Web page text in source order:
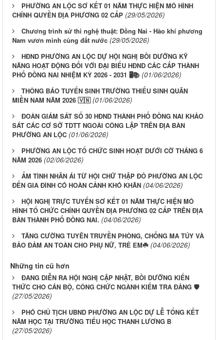
PHƯỜNG AN LỘC SƠ KẾT 01 NĂM THỰC HIỆN MÔ HÌNH
CHÍNH QUYỀN ĐỊA PHƯƠNG 02 CẤP (29/05/2026)
Chương trình sử thi nghệ thuật: Đồng Nai - Hào khí phương
Nam vươn mình cùng đất nước (29/05/2026)
HĐND PHƯỜNG AN LỘC DỰ HỘI NGHỊ BỒI DƯỠNG KỸ
NĂNG HOẠT ĐỘNG ĐỐI VỚI ĐẠI BIỂU HĐND CÁC CẤP THÀNH
PHỐ ĐỒNG NAI NHIỆM KỲ 2026 - 2031 🖥️📚 (01/06/2026)
THÔNG BÁO TUYỂN SINH TRƯỜNG THIẾU SINH QUÂN
MIỀN NAM NĂM 2026 🇻🇳 (01/06/2026)
ĐOÀN GIÁM SÁT SỐ 30 HĐND THÀNH PHỐ ĐỒNG NAI KHẢO
SÁT CÁC CƠ SỞ TDTT NGOÀI CÔNG LẬP TRÊN ĐỊA BÀN
PHƯỜNG AN LỘC (01/06/2026)
PHƯỜNG AN LỘC TỔ CHỨC SINH HOẠT DƯỚI CỜ THÁNG 6
NĂM 2026 (02/06/2026)
ẤM TÌNH NHÂN ÁI TỪ HỘI CHỮ THẬP ĐỎ PHƯỜNG AN LỘC
ĐẾN GIA ĐÌNH CÓ HOÀN CẢNH KHÓ KHĂN (04/06/2026)
HỘI NGHỊ TRỰC TUYẾN SƠ KẾT 01 NĂM THỰC HIỆN MÔ
HÌNH TỔ CHỨC CHÍNH QUYỀN ĐỊA PHƯƠNG 02 CẤP TRÊN ĐỊA
BÀN THÀNH PHỐ ĐỒNG NAI. (04/06/2026)
TĂNG CƯỜNG TUYÊN TRUYỀN PHÒNG, CHỐNG MA TÚY VÀ
BẢO ĐẢM AN TOÀN CHO PHỤ NỮ, TRẺ EM☘️ (04/06/2026)
Những tin cũ hơn
ĐANG DIỄN RA HỘI NGHỊ CẬP NHẬT, BỒI DƯỠNG KIẾN
THỨC CHO CÁN BỘ, CÔNG CHỨC NGÀNH KIỂM TRA ĐẢNG 🛡️
(27/05/2026)
PHÓ CHỦ TỊCH UBND PHƯỜNG AN LỘC DỰ LỄ TỔNG KẾT
NĂM HỌC TẠI TRƯỜNG TIỂU HỌC THANH LƯƠNG B
(27/05/2026)